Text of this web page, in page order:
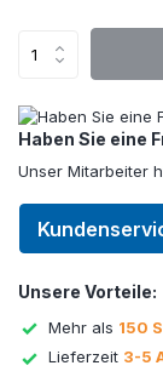
Haben Sie eine
Unser Mitarbeiter
Unsere Vorteile:
Mehr als 150
Lieferzeit 3-5